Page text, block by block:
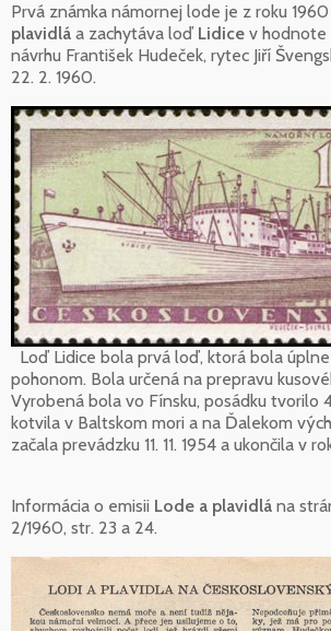
Prvá známka námornej lode je z roku
plavidlá a zachytáva loď Lidice v hodnote
návrhu František Hudeček, rytec Jiří
22. 2. 1960.
Loď Lidice bola prvá loď, ktorá bola
pohonom. Bola určená na prepravu
Vyrobená bola vo Fínsku, posádku tvorilo
kotvila v Baltskom mori a na Ďalekom
začala prevádzku 11. 11. 1954 a ukončila v
Informácia o emisii Lode a plavidlá na
2/1960, str. 23 a 24.